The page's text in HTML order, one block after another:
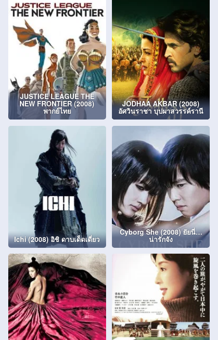
JUSTICE LEAGUE THE
NEW FRONTIER (2008)
พากย์ไทย
JODHAA AKBAR (2008)
อัศวินราชา บุปผาสวรรค์รานี
Ichi (2008) อิชิ ดาบเด็ดเดี่ยว
Cyborg She (2008) ยัยนี่…
น่ารักจัง